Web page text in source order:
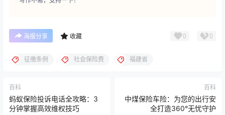
海报分享 收藏 0 0
征缴条例 社会保险费 福建省
百科
蚂蚁保险投诉电话全攻略：3
分钟掌握高效维权技巧
百科
中煤保险车险：为您的出行安
全打造360°无忧守护